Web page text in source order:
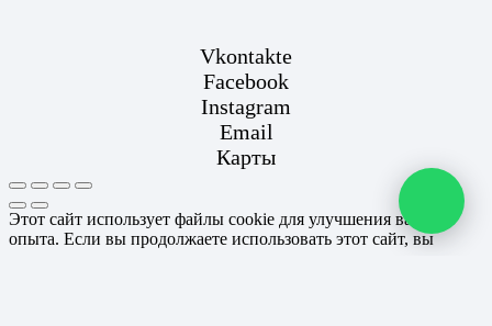
Vkontakte
Facebook
Instagram
Email
Карты
Этот сайт использует файлы cookie для улучшения вашего
опыта. Если вы продолжаете использовать этот сайт, вы